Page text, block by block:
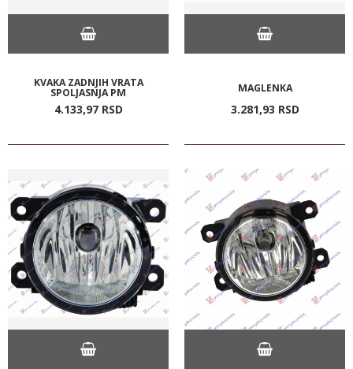
KVAKA ZADNJIH VRATA
SPOLJASNJA PM
4.133,97 RSD
MAGLENKA
3.281,93 RSD